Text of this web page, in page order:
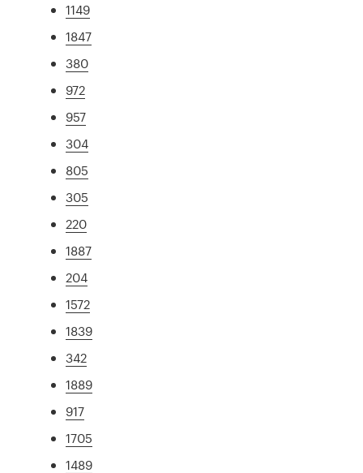
1149
1847
380
972
957
304
805
305
220
1887
204
1572
1839
342
1889
917
1705
1489